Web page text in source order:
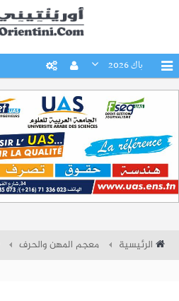
باك 2026
الرئيسية معجم المهن والحرف